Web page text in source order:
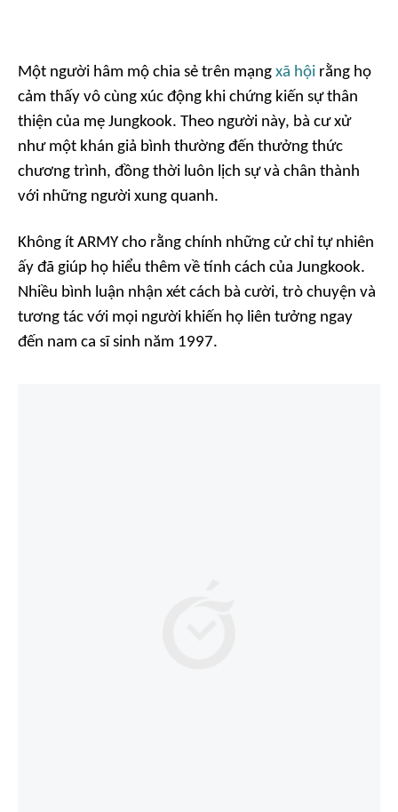
Một người hâm mộ chia sẻ trên mạng xã hội rằng họ
cảm thấy vô cùng xúc động khi chứng kiến sự thân
thiện của mẹ Jungkook. Theo người này, bà cư xử
như một khán giả bình thường đến thưởng thức
chương trình, đồng thời luôn lịch sự và chân thành
với những người xung quanh.
Không ít ARMY cho rằng chính những cử chỉ tự nhiên
ấy đã giúp họ hiểu thêm về tính cách của Jungkook.
Nhiều bình luận nhận xét cách bà cười, trò chuyện và
tương tác với mọi người khiến họ liên tưởng ngay
đến nam ca sĩ sinh năm 1997.